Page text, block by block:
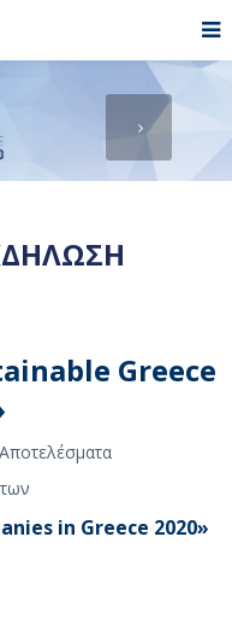
Greece
in Greece 2020»